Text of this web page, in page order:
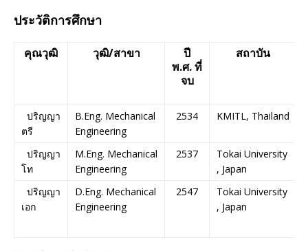
ประวัติการศึกษา
คุณวุฒิ วุฒิ/สาขา
ปี
พ.ศ.ที่
จบ
สถาบัน
ปริญญา
ตรี
B.Eng. Mechanical
Engineering
2534 KMITL, Thailand
ปริญญา
โท
M.Eng. Mechanical
Engineering
2537
Tokai University
, Japan
ปริญญา
เอก
D.Eng. Mechanical
Engineering
2547
Tokai University
, Japan